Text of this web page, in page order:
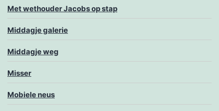
Met wethouder Jacobs op stap
Middagje galerie
Middagje weg
Misser
Mobiele neus